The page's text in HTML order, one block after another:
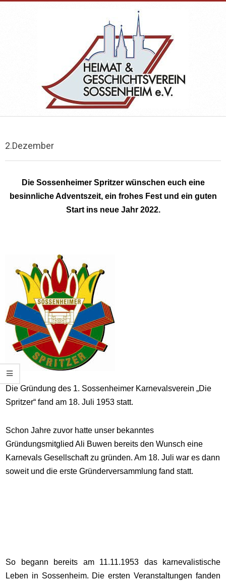
HEIMAT-
&
GESCHICHTSVEREIN
SOSSENHEIM
Menu
2.Dezember
Die Sossenheimer Spritzer wünschen euch eine
besinnliche Adventszeit, ein frohes Fest und ein guten
Start ins neue Jahr 2022.
Die Gründung des 1. Sossenheimer Karnevalsverein „Die
Spritzer“ fand am 18. Juli 1953 statt.
Schon Jahre zuvor hatte unser bekanntes
Gründungsmitglied Ali Buwen bereits den Wunsch eine
Karnevals Gesellschaft zu gründen. Am 18. Juli war es dann
soweit und die erste Gründerversammlung fand statt.
So begann bereits am 11.11.1953 das karnevalistische
Leben in Sossenheim. Die ersten Veranstaltungen fanden